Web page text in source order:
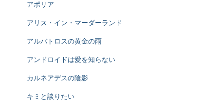
アポリア
アリス・イン・マーダーランド
アルバトロスの黄金の雨
アンドロイドは愛を知らない
カルネアデスの陰影
キミと談りたい